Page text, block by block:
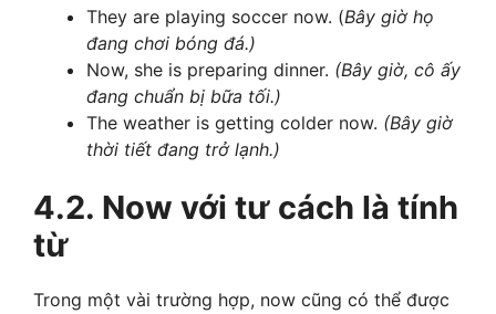
They are playing soccer now. (Bây giờ họ
đang chơi bóng đá.)
Now, she is preparing dinner. (Bây giờ, cô ấy
đang chuẩn bị bữa tối.)
The weather is getting colder now. (Bây giờ
thời tiết đang trở lạnh.)
4.2. Now với tư cách là tính
từ
Trong một vài trường hợp, now cũng có thể được